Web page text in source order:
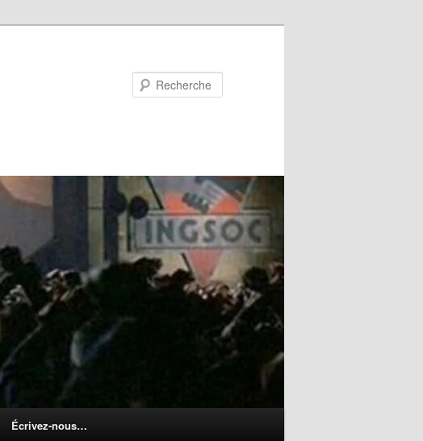
Écrivez-nous…